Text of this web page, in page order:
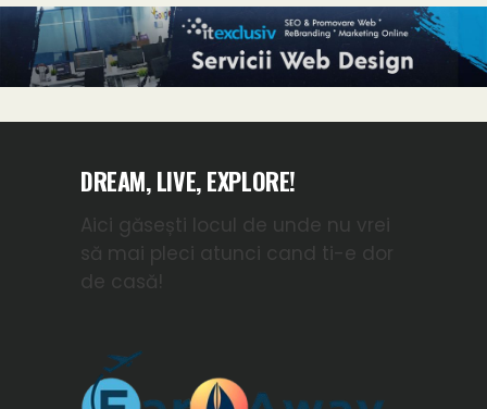
DREAM, LIVE, EXPLORE!
Aici găsești locul de unde nu vrei
să mai pleci atunci cand ti-e dor
de casă!